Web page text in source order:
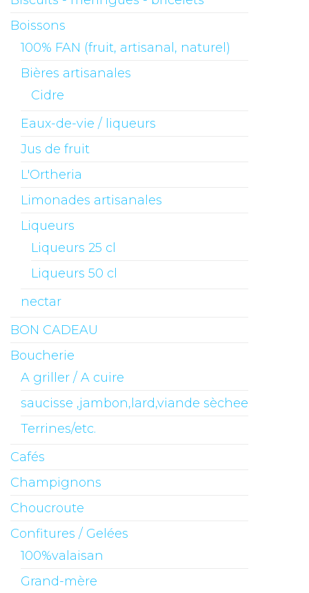
Boissons
100% FAN (fruit, artisanal, naturel)
Bières artisanales
Cidre
Eaux-de-vie / liqueurs
Jus de fruit
L'Ortheria
Limonades artisanales
Liqueurs
Liqueurs 25 cl
Liqueurs 50 cl
nectar
BON CADEAU
Boucherie
A griller / A cuire
saucisse ,jambon,lard,viande sèchee
Terrines/etc.
Cafés
Champignons
Choucroute
Confitures / Gelées
100%valaisan
Grand-mère